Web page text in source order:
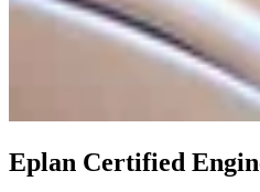
Eplan Certified